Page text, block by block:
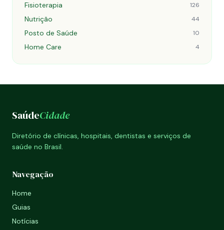
Fisioterapia 126
Nutrição 44
Posto de Saúde 10
Home Care 4
SaúdeCidade
Diretório de clínicas, hospitais, dentistas e serviços de
saúde no Brasil.
Navegação
Home
Guias
Notícias